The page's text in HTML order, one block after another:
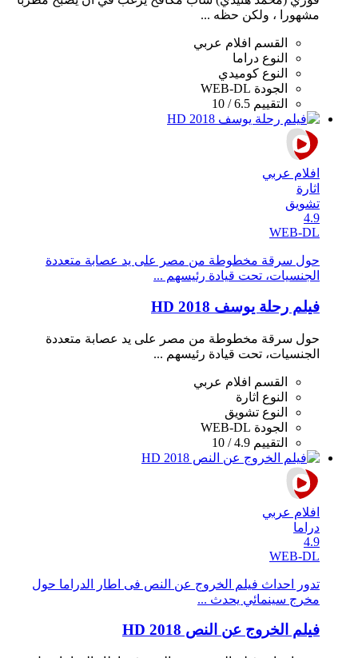
مشهورا ، ولكن حظه ...
القسم
افلام عربي
النوع دراما
النوع كوميدي
الجودة WEB-DL
التقييم 6.5 / 10
افلام عربي
اثارة
تشويق
4.9
WEB-DL
حول سرقة مخطوطة من مصر على يد عصابة متعددة
الجنسيات، تحت قيادة رئيسهم ...
فيلم رحلة يوسف 2018 HD
حول سرقة مخطوطة من مصر على يد عصابة متعددة
الجنسيات، تحت قيادة رئيسهم ...
القسم
افلام عربي
النوع اثارة
النوع تشويق
الجودة WEB-DL
التقييم 4.9 / 10
افلام عربي
دراما
4.9
WEB-DL
تدور احداث فيلم الخروج عن النص فى اطار الدراما حول
مخرج سينمائي يحدث ...
فيلم الخروج عن النص 2018 HD